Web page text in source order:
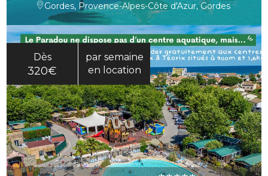
Gordes, Provence-Alpes-Côte d'Azur, Gordes
Dès
320€
par semaine
en location